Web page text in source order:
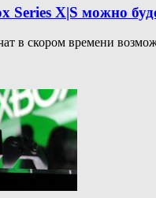
Series X|S можно
в скором времени